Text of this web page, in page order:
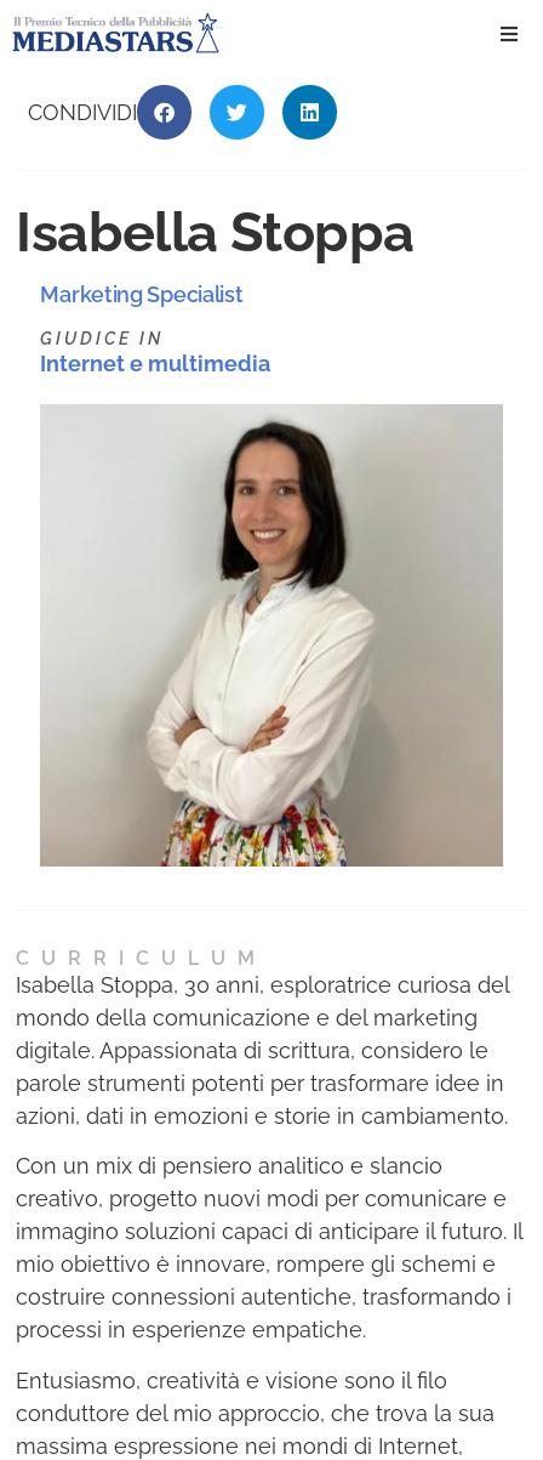
CONDIVIDI
Isabella Stoppa
Marketing Specialist
GIUDICE IN
Internet e multimedia
CURRICULUM
Isabella Stoppa, 30 anni, esploratrice curiosa del
mondo della comunicazione e del marketing
digitale. Appassionata di scrittura, considero le
parole strumenti potenti per trasformare idee in
azioni, dati in emozioni e storie in cambiamento.
Con un mix di pensiero analitico e slancio
creativo, progetto nuovi modi per comunicare e
immagino soluzioni capaci di anticipare il futuro. Il
mio obiettivo è innovare, rompere gli schemi e
costruire connessioni autentiche, trasformando i
processi in esperienze empatiche.
Entusiasmo, creatività e visione sono il filo
conduttore del mio approccio, che trova la sua
massima espressione nei mondi di Internet,